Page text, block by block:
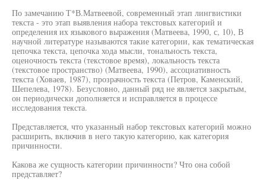
По замечанию Т*В.Матвеевой, современный этап лингвистики
текста - это этап выявления набора текстовых категорий и
определения их языкового выражения (Матвеева, 1990, с, 10), В
научной литературе называются такие категории, как тематическая
цепочка текста, цепочка хода мысли, тональность текста,
оценочность текста (текстовое время), локальность текста
(текстовое пространство) (Матвеева, 1990), ассоциативность
текста (Ховаев, 1987), прозрачность текста (Петров, Каменский,
Шепелева, 1978). Безусловно, данный ряд не является закрытым,
он периодически дополняется и исправляется в процессе
исследования текста.
Представляется, что указанный набор текстовых категорий можно
расширить, включив в него такую категорию, как категория
причинности.
Какова же сущность категории причинности? Что она собой
представляет?